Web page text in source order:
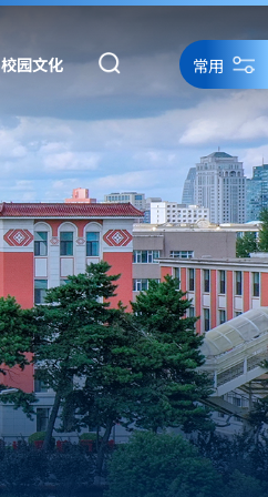
校园文化 常用